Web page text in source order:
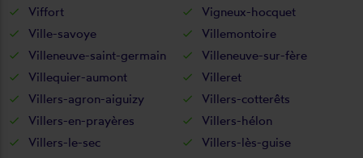
Viffort
Vigneux-hocquet
Ville-savoye
Villemontoire
Villeneuve-saint-germain
Villeneuve-sur-fère
Villequier-aumont
Villeret
Villers-agron-aiguizy
Villers-cotterêts
Villers-en-prayères
Villers-hélon
Villers-le-sec
Villers-lès-guise